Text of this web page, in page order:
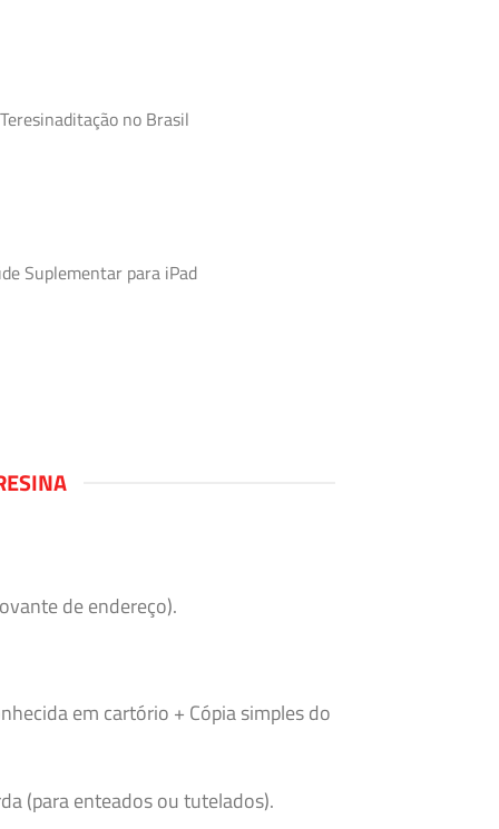
no Brasil
Suplementar para iPad
de endereço).
em cartório + Cópia simples do
(para enteados ou tutelados).